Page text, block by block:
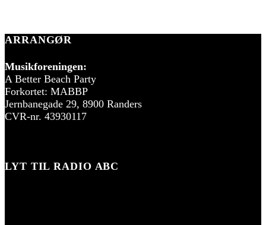
ARRANGØR
Musikforeningen:
A Better Beach Party
Forkortet: MABBP
Jernbanegade 29, 8900 Randers
CVR-nr. 43930117
LYT TIL RADIO ABC